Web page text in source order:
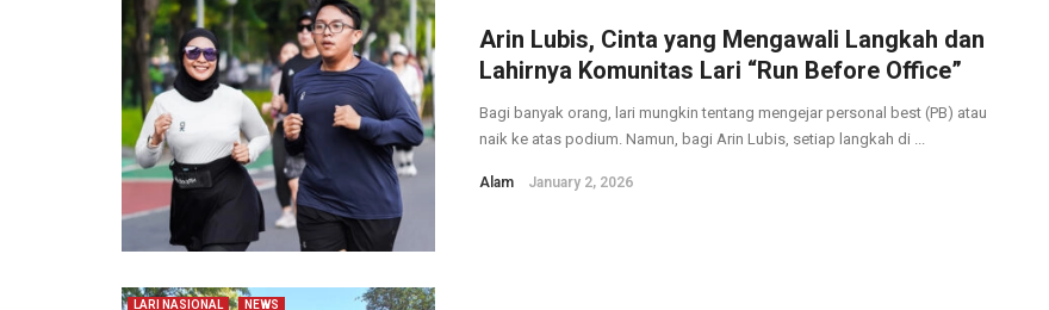
Arin Lubis, Cinta yang Mengawali Langkah dan
Lahirnya Komunitas Lari “Run Before Office”
Bagi banyak orang, lari mungkin tentang mengejar personal best (PB) atau
naik ke atas podium. Namun, bagi Arin Lubis, setiap langkah di ...
Alam January 2, 2026
LARI NASIONAL NEWS